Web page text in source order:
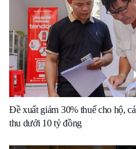
Đề xuất giảm 30% thuế cho hộ,
thu dưới 10 tỷ đồng